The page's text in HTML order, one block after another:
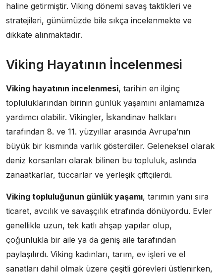
haline getirmiştir. Viking dönemi savaş taktikleri ve
stratejileri, günümüzde bile sıkça incelenmekte ve
dikkate alınmaktadır.
Viking Hayatının İncelenmesi
Viking hayatının incelenmesi, tarihin en ilginç
topluluklarından birinin günlük yaşamını anlamamıza
yardımcı olabilir. Vikingler, İskandinav halkları
tarafından 8. ve 11. yüzyıllar arasında Avrupa’nın
büyük bir kısmında varlık gösterdiler. Geleneksel olarak
deniz korsanları olarak bilinen bu topluluk, aslında
zanaatkarlar, tüccarlar ve yerleşik çiftçilerdi.
Viking topluluğunun günlük yaşamı, tarımın yanı sıra
ticaret, avcılık ve savaşçılık etrafında dönüyordu. Evler
genellikle uzun, tek katlı ahşap yapılar olup,
çoğunlukla bir aile ya da geniş aile tarafından
paylaşılırdı. Viking kadınları, tarım, ev işleri ve el
sanatları dahil olmak üzere çeşitli görevleri üstlenirken,